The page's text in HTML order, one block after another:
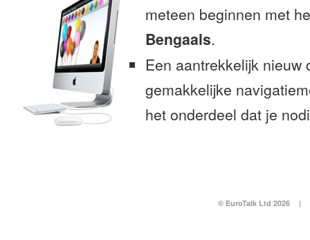
meteen beginnen met
Bengaals.
Een aantrekkelijk nieuw
gemakkelijke
het onderdeel dat je
© EuroTalk Ltd 2026 |